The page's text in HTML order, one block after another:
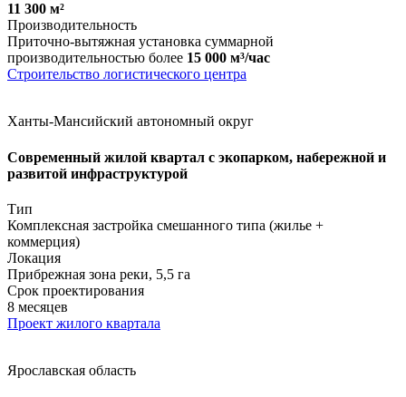
11 300 м²
Производительность
Приточно-вытяжная установка суммарной
производительностью более 15 000 м³/час
Строительство логистического центра
Ханты-Мансийский автономный округ
Современный жилой квартал с экопарком, набережной и
развитой инфраструктурой
Тип
Комплексная застройка смешанного типа (жилье +
коммерция)
Локация
Прибрежная зона реки, 5,5 га
Срок проектирования
8 месяцев
Проект жилого квартала
Ярославская область